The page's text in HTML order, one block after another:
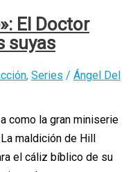
El Doctor
suyas
, Series / Ángel Del
como la gran miniserie
maldición de Hill
el cáliz bíblico de su